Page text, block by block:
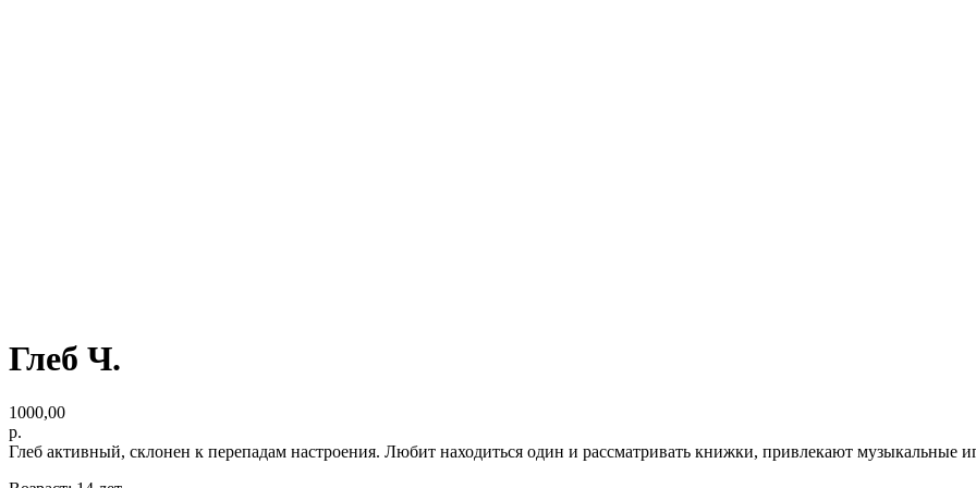
Глеб Ч.
1000,00
р.
Глеб активный, склонен к перепадам настроения. Любит находиться один и рассматривать книжки, привлекают музыкальные